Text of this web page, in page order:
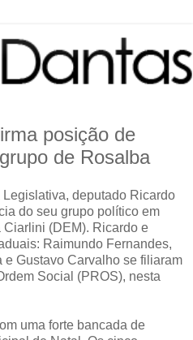
posição de
de Rosalba
deputado Ricardo
do seu grupo político em
(DEM). Ricardo e
Raimundo Fernandes,
Gustavo Carvalho se filiaram
Social (PROS), nesta
uma forte bancada de